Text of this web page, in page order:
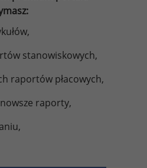
stanowiskowych,
raportów płacowych,
raporty,